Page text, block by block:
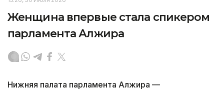
Женщина впервые стала спикером
парламента Алжира
Нижняя палата парламента Алжира —